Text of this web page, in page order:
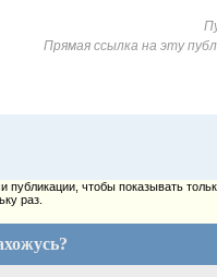
Прямая ссылка на эту
чтобы показывать
раз.